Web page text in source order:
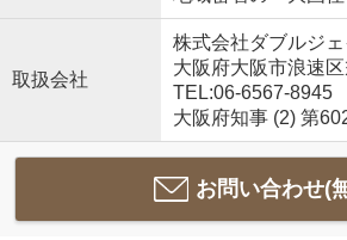
取扱会社
株式会社ダブルジ
大阪府大阪市浪速
TEL:06-6567-8945
大阪府知事 (2) 第
お問い合わせ(